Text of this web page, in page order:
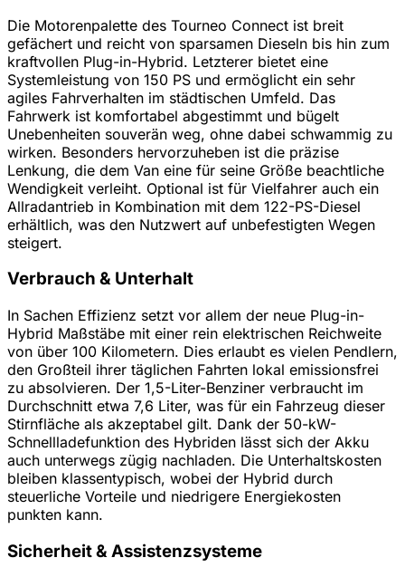
Die Motorenpalette des Tourneo Connect ist breit
gefächert und reicht von sparsamen Dieseln bis hin zum
kraftvollen Plug-in-Hybrid. Letzterer bietet eine
Systemleistung von 150 PS und ermöglicht ein sehr
agiles Fahrverhalten im städtischen Umfeld. Das
Fahrwerk ist komfortabel abgestimmt und bügelt
Unebenheiten souverän weg, ohne dabei schwammig zu
wirken. Besonders hervorzuheben ist die präzise
Lenkung, die dem Van eine für seine Größe beachtliche
Wendigkeit verleiht. Optional ist für Vielfahrer auch ein
Allradantrieb in Kombination mit dem 122-PS-Diesel
erhältlich, was den Nutzwert auf unbefestigten Wegen
steigert.
Verbrauch & Unterhalt
In Sachen Effizienz setzt vor allem der neue Plug-in-
Hybrid Maßstäbe mit einer rein elektrischen Reichweite
von über 100 Kilometern. Dies erlaubt es vielen Pendlern,
den Großteil ihrer täglichen Fahrten lokal emissionsfrei
zu absolvieren. Der 1,5-Liter-Benziner verbraucht im
Durchschnitt etwa 7,6 Liter, was für ein Fahrzeug dieser
Stirnfläche als akzeptabel gilt. Dank der 50-kW-
Schnellladefunktion des Hybriden lässt sich der Akku
auch unterwegs zügig nachladen. Die Unterhaltskosten
bleiben klassentypisch, wobei der Hybrid durch
steuerliche Vorteile und niedrigere Energiekosten
punkten kann.
Sicherheit & Assistenzsysteme